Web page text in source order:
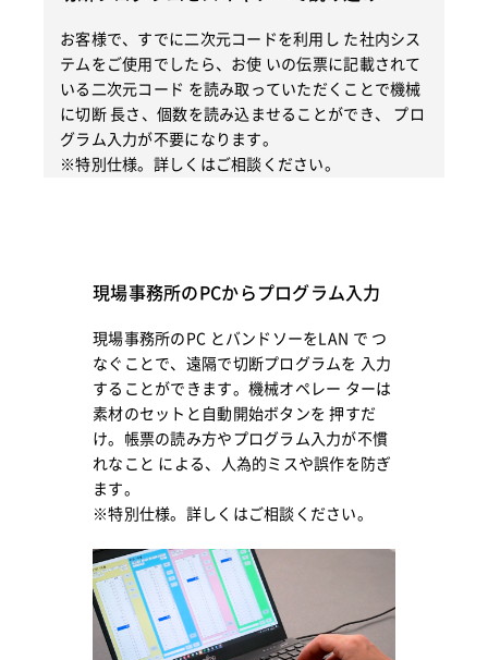
お客様で、すでに二次元コードを利用し た社内シス
テムをご使用でしたら、お使 いの伝票に記載されて
いる二次元コード を読み取っていただくことで機械
に切断 長さ、個数を読み込ませることができ、 プロ
グラム入力が不要になります。
※特別仕様。詳しくはご相談ください。
現場事務所のPCからプログラム入力
現場事務所のPC とバンドソーをLAN で つ
なぐことで、遠隔で切断プログラムを 入力
することができます。機械オペレー ターは
素材のセットと自動開始ボタンを 押すだ
け。帳票の読み方やプログラム入力が不慣
れなこと による、人為的ミスや誤作を防ぎ
ます。
※特別仕様。詳しくはご相談ください。